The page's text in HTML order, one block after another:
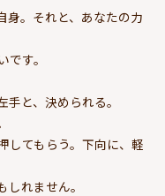
身。それと、あなたの力
す。
と、決められる。
してもらう。下向に、軽
れません。